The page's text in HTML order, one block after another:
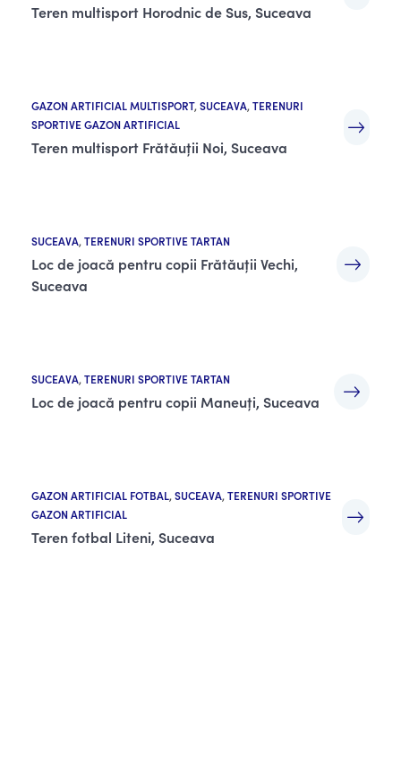
Teren multisport Horodnic de Sus, Suceava
GAZON ARTIFICIAL MULTISPORT,SUCEAVA,TERENURI
SPORTIVE GAZON ARTIFICIAL
Teren multisport Frătăuții Noi, Suceava
SUCEAVA,TERENURI SPORTIVE TARTAN
Loc de joacă pentru copii Frătăuții Vechi,
Suceava
SUCEAVA,TERENURI SPORTIVE TARTAN
Loc de joacă pentru copii Maneuți, Suceava
GAZON ARTIFICIAL FOTBAL,SUCEAVA,TERENURI SPORTIVE
GAZON ARTIFICIAL
Teren fotbal Liteni, Suceava